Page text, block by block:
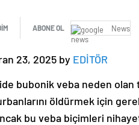
ABONE OL News
23, 2025 by EDİTÖR
bubonik veba neden
öldürmek için
bu veba biçimleri